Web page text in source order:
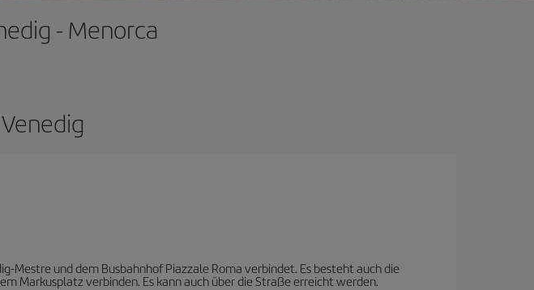
- Menorca
Mestre und dem Busbahnhof Piazzale Roma verbindet. Es besteht auch die
Markusplatz verbinden. Es kann auch über die Straße erreicht werden.